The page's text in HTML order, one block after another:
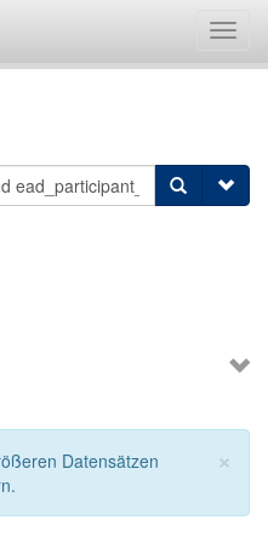
×
Datensätzen